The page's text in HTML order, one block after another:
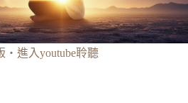
‧進入youtube聆聽